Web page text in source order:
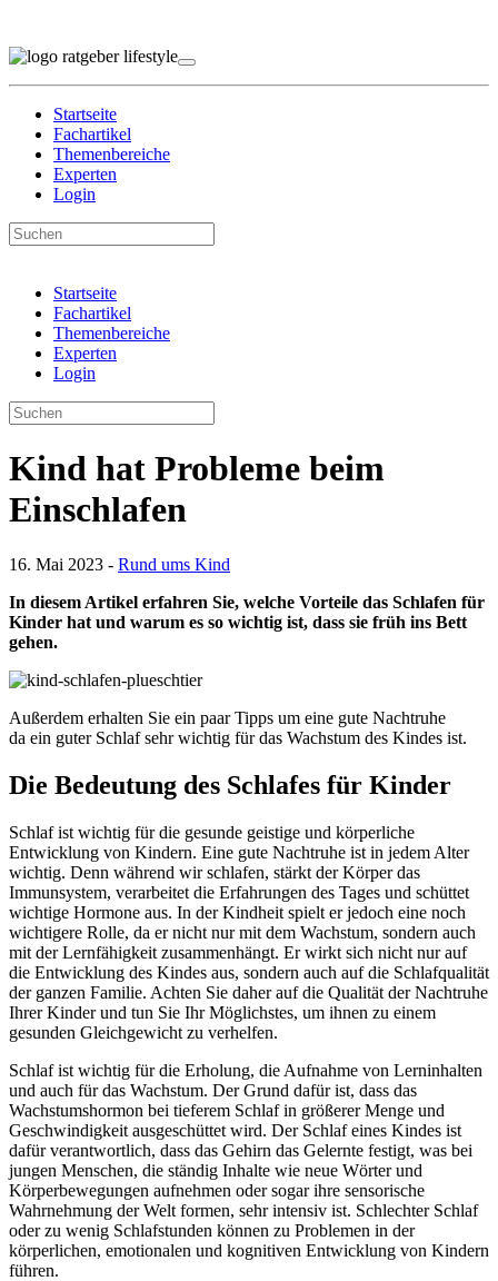
Startseite
Fachartikel
Themenbereiche
Experten
Login
Startseite
Fachartikel
Themenbereiche
Experten
Login
Kind hat Probleme beim
Einschlafen
16. Mai 2023 - Rund ums Kind
In diesem Artikel erfahren Sie, welche Vorteile das Schlafen für
Kinder hat und warum es so wichtig ist, dass sie früh ins Bett
gehen.
Außerdem erhalten Sie ein paar Tipps um eine gute Nachtruhe
da ein guter Schlaf sehr wichtig für das Wachstum des Kindes ist.
Die Bedeutung des Schlafes für Kinder
Schlaf ist wichtig für die gesunde geistige und körperliche
Entwicklung von Kindern. Eine gute Nachtruhe ist in jedem Alter
wichtig. Denn während wir schlafen, stärkt der Körper das
Immunsystem, verarbeitet die Erfahrungen des Tages und schüttet
wichtige Hormone aus. In der Kindheit spielt er jedoch eine noch
wichtigere Rolle, da er nicht nur mit dem Wachstum, sondern auch
mit der Lernfähigkeit zusammenhängt. Er wirkt sich nicht nur auf
die Entwicklung des Kindes aus, sondern auch auf die Schlafqualität
der ganzen Familie. Achten Sie daher auf die Qualität der Nachtruhe
Ihrer Kinder und tun Sie Ihr Möglichstes, um ihnen zu einem
gesunden Gleichgewicht zu verhelfen.
Schlaf ist wichtig für die Erholung, die Aufnahme von Lerninhalten
und auch für das Wachstum. Der Grund dafür ist, dass das
Wachstumshormon bei tieferem Schlaf in größerer Menge und
Geschwindigkeit ausgeschüttet wird. Der Schlaf eines Kindes ist
dafür verantwortlich, dass das Gehirn das Gelernte festigt, was bei
jungen Menschen, die ständig Inhalte wie neue Wörter und
Körperbewegungen aufnehmen oder sogar ihre sensorische
Wahrnehmung der Welt formen, sehr intensiv ist. Schlechter Schlaf
oder zu wenig Schlafstunden können zu Problemen in der
körperlichen, emotionalen und kognitiven Entwicklung von Kindern
führen.